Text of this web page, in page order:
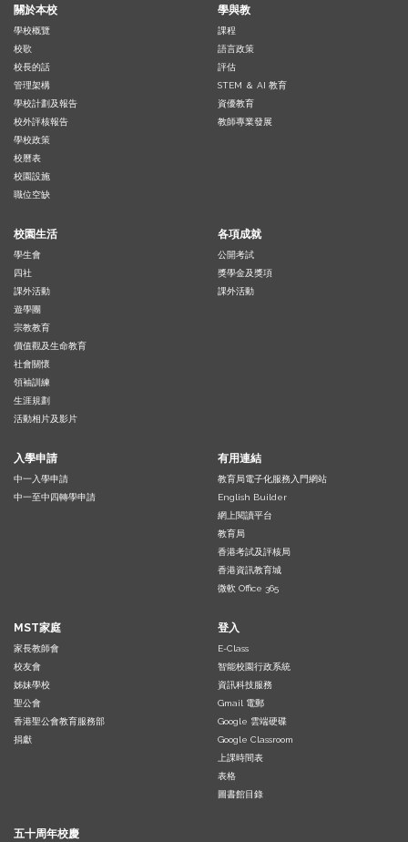
關於本校
學校概覽
校歌
校長的話
管理架構
學校計劃及報告
校外評核報告
學校政策
校曆表
校園設施
職位空缺
學與教
課程
語言政策
評估
STEM ＆ AI 教育
資優教育
教師專業發展
校園生活
學生會
四社
課外活動
遊學團
宗教教育
價值觀及生命教育
社會關懷
領袖訓練
生涯規劃
活動相片及影片
各項成就
公開考試
獎學金及獎項
課外活動
入學申請
中一入學申請
中一至中四轉學申請
有用連結
教育局電子化服務入門網站
English Builder
網上閱讀平台
教育局
香港考試及評核局
香港資訊教育城
微軟 Office 365
MST家庭
家長教師會
校友會
姊妹學校
聖公會
香港聖公會教育服務部
捐獻
登入
E-Class
智能校園行政系統
資訊科技服務
Gmail 電郵
Google 雲端硬碟
Google Classroom
上課時間表
表格
圖書館目錄
五十周年校慶